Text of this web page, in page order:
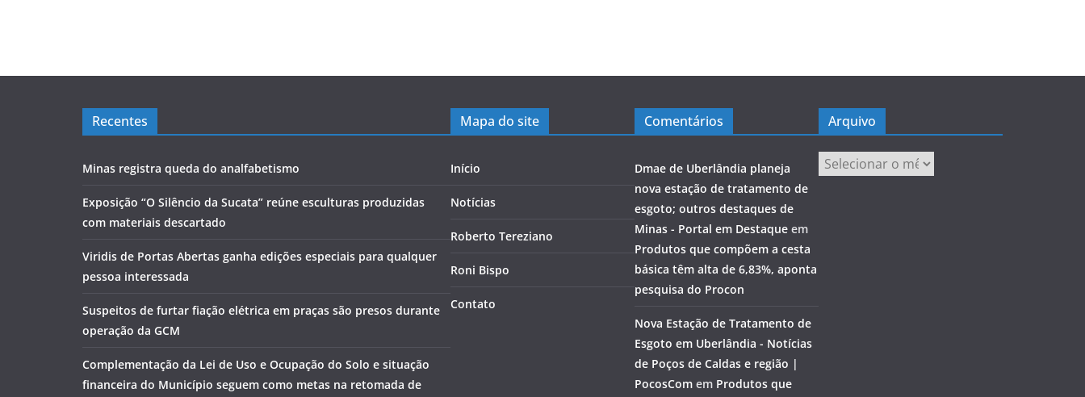
Recentes
Minas registra queda do analfabetismo
Exposição “O Silêncio da Sucata” reúne esculturas produzidas
com materiais descartado
Viridis de Portas Abertas ganha edições especiais para qualquer
pessoa interessada
Suspeitos de furtar fiação elétrica em praças são presos durante
operação da GCM
Complementação da Lei de Uso e Ocupação do Solo e situação
financeira do Município seguem como metas na retomada de
Mapa do site
Início
Notícias
Roberto Tereziano
Roni Bispo
Contato
Comentários
Dmae de Uberlândia planeja
nova estação de tratamento de
esgoto; outros destaques de
Minas - Portal em Destaque em
Produtos que compõem a cesta
básica têm alta de 6,83%, aponta
pesquisa do Procon
Nova Estação de Tratamento de
Esgoto em Uberlândia - Notícias
de Poços de Caldas e região |
PocosCom em Produtos que
Arquivo
Arquivo